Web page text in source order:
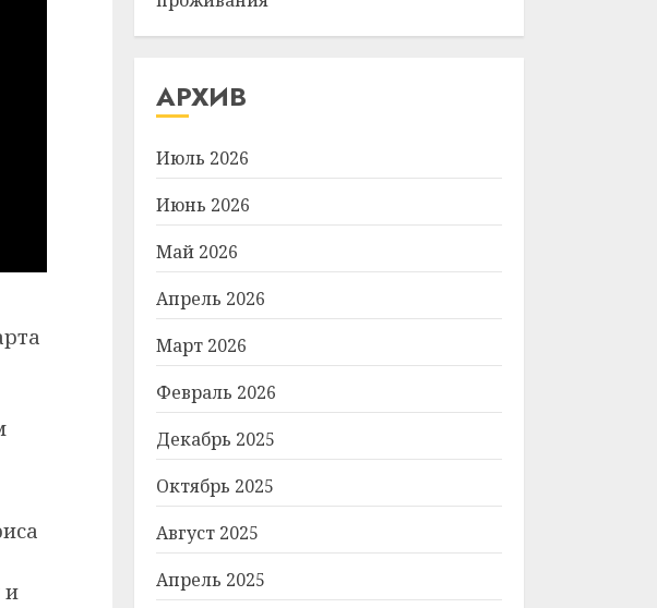
и
АРХИВ
Июль 2026
Июнь 2026
Май 2026
Апрель 2026
Март 2026
Февраль 2026
Декабрь 2025
Октябрь 2025
Август 2025
Апрель 2025